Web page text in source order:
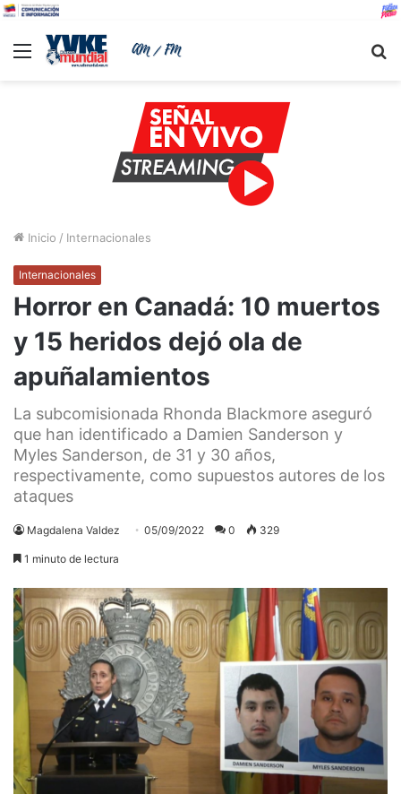
Menu
Inicio / Internacionales
Internacionales
Horror en Canadá: 10 muertos
y 15 heridos dejó ola de
apuñalamientos
La subcomisionada Rhonda Blackmore aseguró
que han identificado a Damien Sanderson y
Myles Sanderson, de 31 y 30 años,
respectivamente, como supuestos autores de los
ataques
Magdalena Valdez 05/09/2022 0 329
1 minuto de lectura